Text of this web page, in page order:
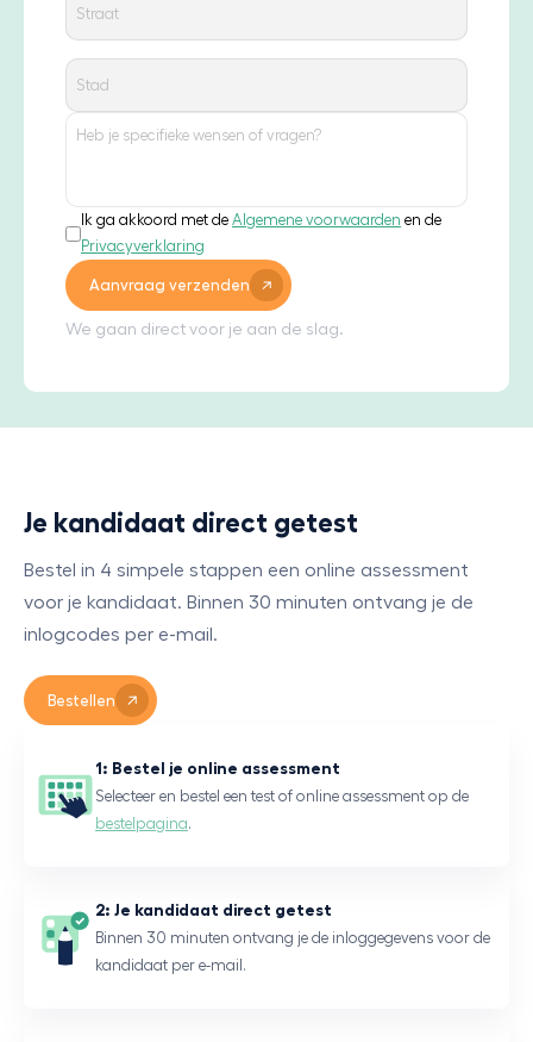
Ik ga akkoord met de Algemene voorwaarden en de
Privacyverklaring
Aanvraag verzenden
We gaan direct voor je aan de slag.
Je kandidaat direct getest
Bestel in 4 simpele stappen een online assessment
voor je kandidaat. Binnen 30 minuten ontvang je de
inlogcodes per e-mail.
Bestellen
1: Bestel je online assessment
Selecteer en bestel een test of online assessment op de
bestelpagina.
2: Je kandidaat direct getest
Binnen 30 minuten ontvang je de inloggegevens voor de
kandidaat per e-mail.